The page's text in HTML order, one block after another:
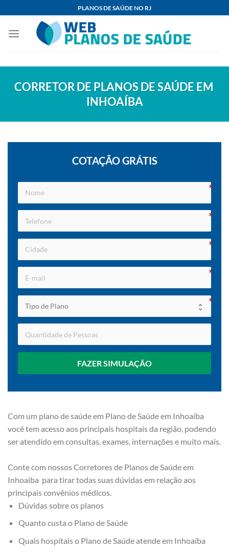
content
PLANOS DE SAÚDE NO RJ
CORRETOR DE PLANOS DE SAÚDE EM
INHOAÍBA
COTAÇÃO GRÁTIS
FAZER SIMULAÇÃO
Com um plano de saúde em Plano de Saúde em Inhoaíba
você tem acesso aos principais hospitais da região, podendo
ser atendido em consultas, exames, internações e muito mais.
Conte com nossos Corretores de Planos de Saúde em
Inhoaíba para tirar todas suas dúvidas em relação aos
principais convênios médicos.
Dúvidas sobre os planos
Quanto custa o Plano de Saúde
Quais hospitais o Plano de Saúde atende em Inhoaíba